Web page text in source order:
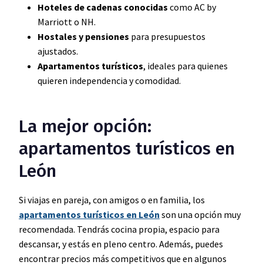
Hoteles de cadenas conocidas como AC by
Marriott o NH.
Hostales y pensiones para presupuestos
ajustados.
Apartamentos turísticos, ideales para quienes
quieren independencia y comodidad.
La mejor opción:
apartamentos turísticos en
León
Si viajas en pareja, con amigos o en familia, los
apartamentos turísticos en León son una opción muy
recomendada. Tendrás cocina propia, espacio para
descansar, y estás en pleno centro. Además, puedes
encontrar precios más competitivos que en algunos